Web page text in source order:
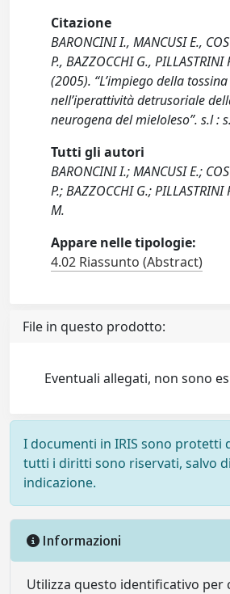
Citazione
BARONCINI I., MANCUSI E.,
P., BAZZOCCHI G., PILLASTRINI
(2005). “L’impiego della
nell’iperattività detrusoriale
neurogena del mieloleso”. s.l :
Tutti gli autori
BARONCINI I.; MANCUSI E.;
P.; BAZZOCCHI G.; PILLASTRINI
M.
Appare nelle tipologie:
4.02 Riassunto (Abstract)
File in questo prodotto:
Eventuali allegati, non sono
I documenti in IRIS sono protetti
tutti i diritti sono riservati, salvo
indicazione.
Informazioni
Utilizza questo identificativo per